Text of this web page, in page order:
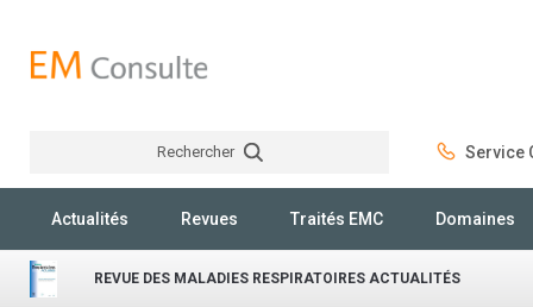
Rechercher Service
Actualités Revues Traités EMC Domaines
REVUE DES MALADIES RESPIRATOIRES ACTUALITÉS